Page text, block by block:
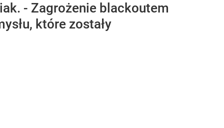
- Zagrożenie blackoutem
które zostały